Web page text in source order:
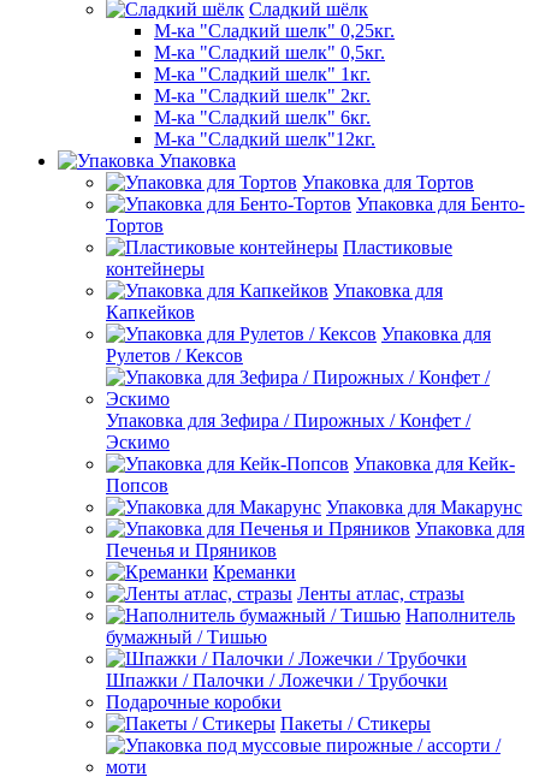
Сладкий шёлк
М-ка "Сладкий шелк" 0,25кг.
М-ка "Сладкий шелк" 0,5кг.
М-ка "Сладкий шелк" 1кг.
М-ка "Сладкий шелк" 2кг.
М-ка "Сладкий шелк" 6кг.
М-ка "Сладкий шелк"12кг.
Упаковка
Упаковка для Тортов
Упаковка для Бенто-
Тортов
Пластиковые
контейнеры
Упаковка для
Капкейков
Упаковка для
Рулетов / Кексов
Упаковка для Зефира / Пирожных / Конфет /
Эскимо
Упаковка для Кейк-
Попсов
Упаковка для Макарунс
Упаковка для
Печенья и Пряников
Креманки
Ленты атлас, стразы
Наполнитель
бумажный / Тишью
Шпажки / Палочки / Ложечки / Трубочки
Подарочные коробки
Пакеты / Стикеры